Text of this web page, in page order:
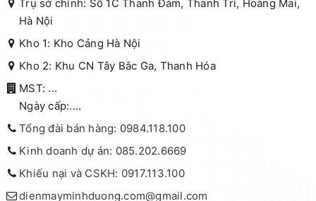
Trụ sở chính: Số 1C Thanh Đàm, Thanh Trì, Hoàng Mai,
Hà Nội
Kho 1: Kho Cảng Hà Nội
Kho 2: Khu CN Tây Bắc Ga, Thanh Hóa
MST: ...
Ngày cấp:....
Tổng đài bán hàng: 0984.118.100
Kinh doanh dự án: 085.202.6669
Khiếu nại và CSKH: 0917.113.100
dienmayminhduong.com@gmail.com